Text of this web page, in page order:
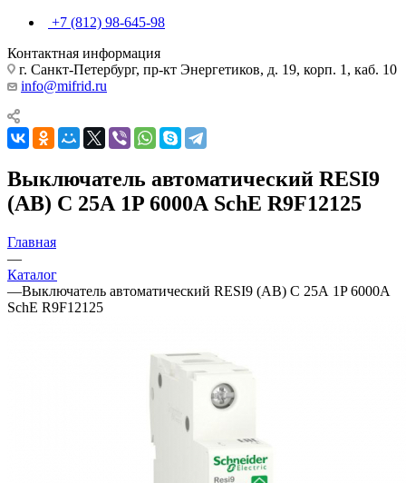
+7 (812) 98-645-98
Контактная информация
г. Санкт-Петербург, пр-кт Энергетиков, д. 19, корп. 1, каб. 10
info@mifrid.ru
Выключатель автоматический RESI9
(АВ) С 25А 1P 6000А SchE R9F12125
Главная
—
Каталог
—Выключатель автоматический RESI9 (АВ) С 25А 1P 6000А
SchE R9F12125